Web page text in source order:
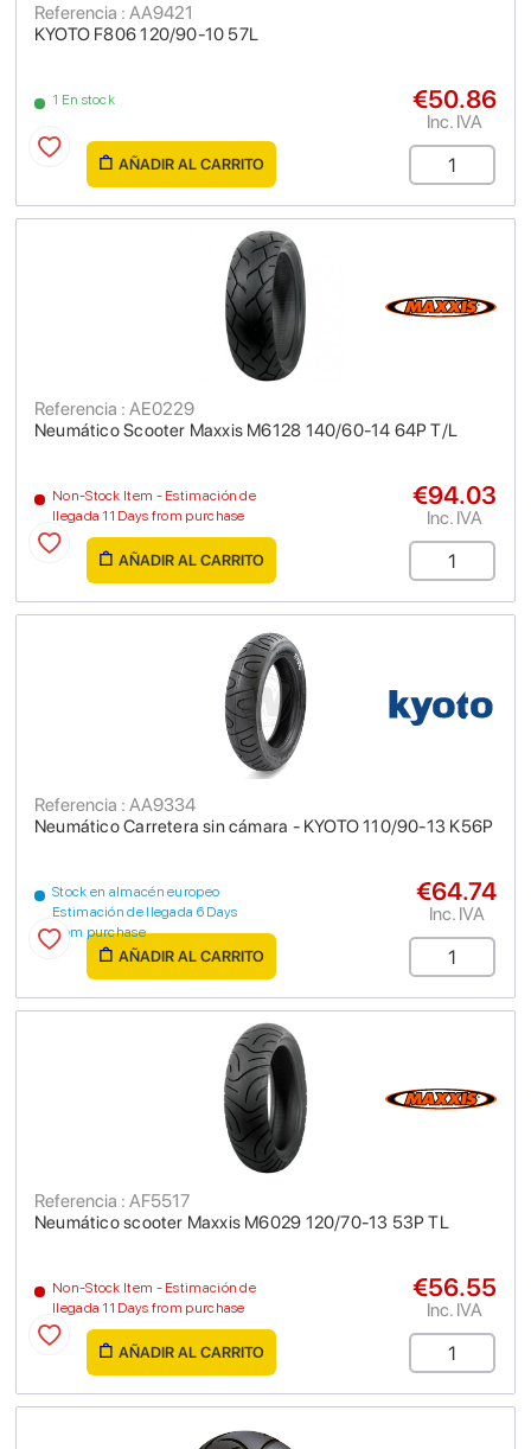
KYOTO F806 120/90-10 57L
Referencia : AA9421
1 En stock €50.86
Inc. IVA
AÑADIR AL CARRITO
Neumático Scooter Maxxis M6128 140/60-14 64P T/L
Referencia : AE0229
Non-Stock Item - Estimación de
llegada 11 Days from purchase
€94.03
Inc. IVA
AÑADIR AL CARRITO
Neumático Carretera sin cámara - KYOTO 110/90-13 K56P
Referencia : AA9334
Stock en almacén europeo
Estimación de llegada 6 Days
from purchase
€64.74
Inc. IVA
AÑADIR AL CARRITO
Neumático scooter Maxxis M6029 120/70-13 53P TL
Referencia : AF5517
Non-Stock Item - Estimación de
llegada 11 Days from purchase
€56.55
Inc. IVA
AÑADIR AL CARRITO